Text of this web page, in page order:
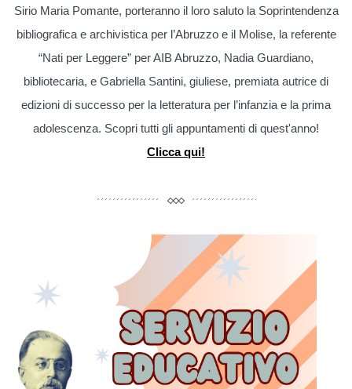
Sirio Maria Pomante, porteranno il loro saluto la Soprintendenza
bibliografica e archivistica per l’Abruzzo e il Molise, la referente
“Nati per Leggere” per AIB Abruzzo, Nadia Guardiano,
bibliotecaria, e Gabriella Santini, giuliese, premiata autrice di
edizioni di successo per la letteratura per l’infanzia e la prima
adolescenza. Scopri tutti gli appuntamenti di quest'anno!
Clicca qui!